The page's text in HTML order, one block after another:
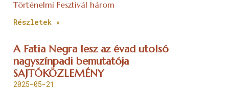
Történelmi Fesztivál három
Részletek »
A Fatia Negra lesz az évad utolsó
nagyszínpadi bemutatója
SAJTÓKÖZLEMÉNY
2025-05-21